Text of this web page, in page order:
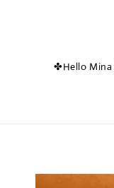
✤Hello Mina